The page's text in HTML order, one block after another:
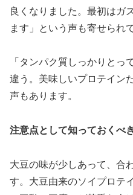
良くなりました。最初はガ
ます」という声も寄せられ
「タンパク質しっかりとっ
違う。美味しいプロテイン
声もあります。
注意点として知っておくべ
大豆の味が少しあって、合
す。大豆由来のソイプロテ